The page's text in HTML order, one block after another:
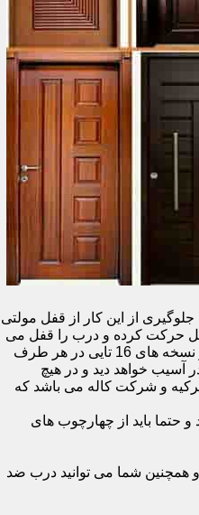
از این کار از قفل مولتی
سیلندر قفل حرکت کرده و درب را قفل می
کند و در دو با قفل سویچ (در قفل های 20 تایی )پنج زبانه از قسمت بالای درب،پانزده زبانه هم از قسمت بالا،وسط و پایین قسمت کناری درب وارد چهار چوب می شوند (در نسخه های 16 تایی در هر طرف
آسیب خواهد دید و در هیچ
ترکیه و شرکت کاله می باشد که
باید از چهارچوب های
همچنین شما می توانید درب ضد